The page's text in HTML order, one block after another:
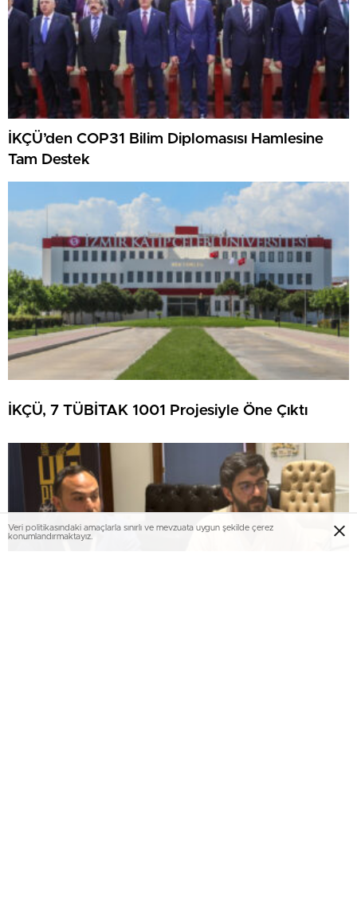
İKÇÜ’den COP31 Bilim Diplomasısı Hamlesine
Tam Destek
İKÇÜ, 7 TÜBİTAK 1001 Projesiyle Öne Çıktı
Veri politikasındaki amaçlarla sınırlı ve mevzuata uygun şekilde çerez
konumlandırmaktayız.